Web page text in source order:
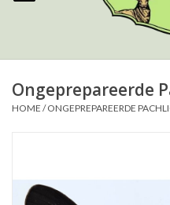
Nieuw
Ongeprepareerde
HOME /ONGEPREPAREERDE